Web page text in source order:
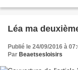
Léa ma
Publié le 24/09/2016 à
Par Beaetsesloisirs